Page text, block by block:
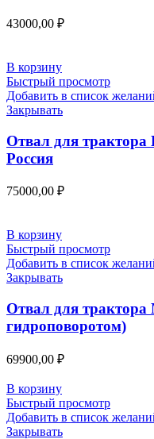
43000,00 ₽
В корзину
Быстрый просмотр
Добавить в список
Закрывать
Отвал для трактора
Россия
75000,00 ₽
В корзину
Быстрый просмотр
Добавить в список
Закрывать
Отвал для
гидроповоротом)
69900,00 ₽
В корзину
Быстрый просмотр
Добавить в список
Закрывать